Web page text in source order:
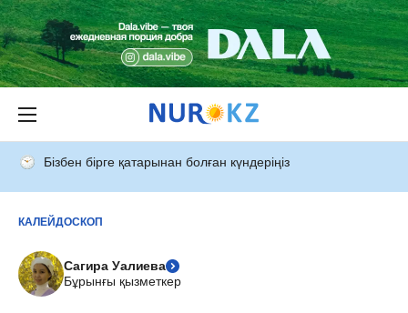
Бізбен бірге қатарынан болған күндеріңіз
КАЛЕЙДОСКОП
Сагира Уалиева
Бұрынғы қызметкер